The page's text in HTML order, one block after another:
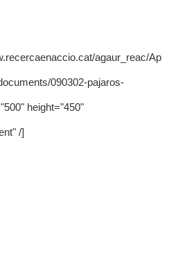
agaur_reac/Ap
090302-pajaros-
height="450"
/]